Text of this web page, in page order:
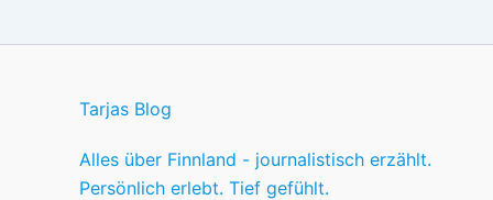
Tarjas Blog
Alles über Finnland - journalistisch erzählt.
Persönlich erlebt. Tief gefühlt.